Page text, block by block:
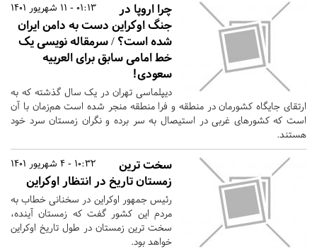
01:13 - 11 شهریور 1401
چرا اروپا در
جنگ اوکراین دست به دامن ایران
شده است؟ / سرمقاله نویسی یک
خط امامی سابق برای العربیه
سعودی!
دیپلماسی تهران در یک سال گذشته که به
ارتقای جایگاه کشورمان در منطقه و فرا منطقه منجر شده است هم‌زمان با آن
است که کشورهای غربی در استیصال به سر برده و نگران زمستان سرد خود
هستند.
10:32 - 4 شهریور 1401
سخت ترین
زمستان تاریخ در انتظار اوکراین
رئیس جمهور اوکراین در سخنانی خطاب به
مردم این کشور گفت که زمستان آینده،
سخت ترین زمستان در طول تاریخ اوکراین
خواهد بود.